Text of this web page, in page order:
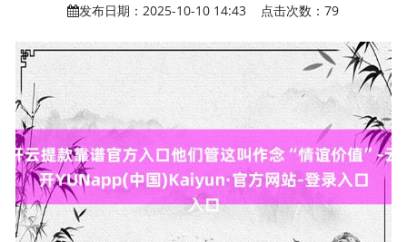
发布日期：2025-10-10 14:43 点击次数：79